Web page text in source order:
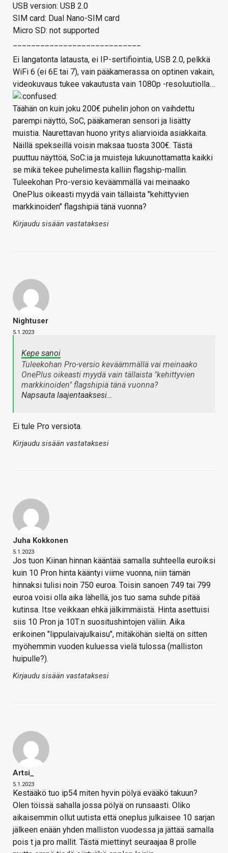
USB version: USB 2.0
SIM card: Dual Nano-SIM card
Micro SD: not supported
Ei langatonta latausta, ei IP-sertifiointia, USB 2.0, pelkkä
WiFi 6 (ei 6E tai 7), vain pääkamerassa on optinen vakain,
videokuvaus tukee vakautusta vain 1080p -resoluutiolla…
Täähän on kuin joku 200€ puhelin johon on vaihdettu
parempi näyttö, SoC, pääkameran sensori ja lisätty
muistia. Naurettavan huono yritys aliarvioida asiakkaita.
Näillä spekseillä voisin maksaa tuosta 300€. Tästä
puuttuu näyttöä, SoC:ia ja muisteja lukuunottamatta kaikki
se mikä tekee puhelimesta kalliin flagship-mallin.
Tuleekohan Pro-versio keväämmällä vai meinaako
OnePlus oikeasti myydä vain tällaista "kehittyvien
markkinoiden" flagshipiä tänä vuonna?
Kirjaudu sisään vastataksesi
Nightuser
5.1.2023
Kepe sanoi
Tuleekohan Pro-versio keväämmällä vai meinaako
OnePlus oikeasti myydä vain tällaista "kehittyvien
markkinoiden" flagshipiä tänä vuonna?
Napsauta laajentaaksesi…
Ei tule Pro versiota.
Kirjaudu sisään vastataksesi
Juha Kokkonen
5.1.2023
Jos tuon Kiinan hinnan kääntää samalla suhteella euroiksi
kuin 10 Pron hinta kääntyi viime vuonna, niin tämän
hinnaksi tulisi noin 750 euroa. Toisin sanoen 749 tai 799
euroa voisi olla aika lähellä, jos tuo sama suhde pitää
kutinsa. Itse veikkaan ehkä jälkimmäistä. Hinta asettuisi
siis 10 Pron ja 10T:n suositushintojen väliin. Aika
erikoinen "lippulaivajulkaisu", mitäköhän sieltä on sitten
myöhemmin vuoden kuluessa vielä tulossa (malliston
huipulle?).
Kirjaudu sisään vastataksesi
Artsi_
5.1.2023
Kestääkö tuo ip54 miten hyvin pölyä evääkö takuun?
Olen töissä sahalla jossa pölyä on runsaasti. Oliko
aikaisemmin ollut uutista että oneplus julkaisee 10 sarjan
jälkeen enään yhden malliston vuodessa ja jättää samalla
pois t ja pro mallit. Tästä miettinyt seuraajaa 8 prolle